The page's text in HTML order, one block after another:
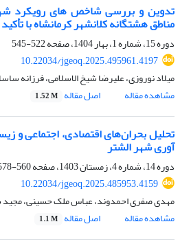
تدوین و بررسی شاخص های رویکرد
مناطق هشتگانه کلانشهر کرمانشاه با
دوره 15، شماره 1، بهار 1404، صفحه
522-545
10.22034/jgeoq.2025.495961.4197
میلاد نوروزی، علیرضا شیخ الاسلامی، فرزانه
مشاهده مقاله
اصل مقاله 1.52 M
تحلیل بحران‌های اقتصادی، اجتماعی و
آوری شهر الشتر
دوره 14، شماره 4، زمستان 1403، صفحه
560-578
10.22034/jgeoq.2025.485953.4159
مهدی صفری احمدوند، عباس ملک حسینی،
مشاهده مقاله
اصل مقاله 1.1 M